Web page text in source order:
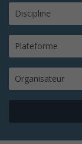
Discipline
Plateforme
Organisateur